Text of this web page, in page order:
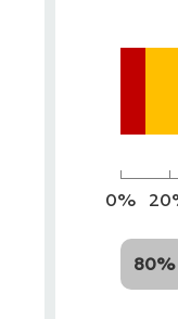
0%
80%